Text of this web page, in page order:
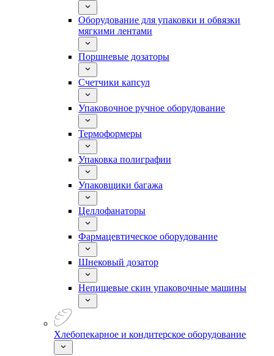
Оборудование для упаковки и обвязки
мягкими лентами
Поршневые дозаторы
Счетчики капсул
Упаковочное ручное оборудование
Термоформеры
Упаковка полиграфии
Упаковщики багажа
Целлофанаторы
Фармацевтическое оборудование
Шнековый дозатор
Непищевые скин упаковочные машины
Хлебопекарное и кондитерское оборудование